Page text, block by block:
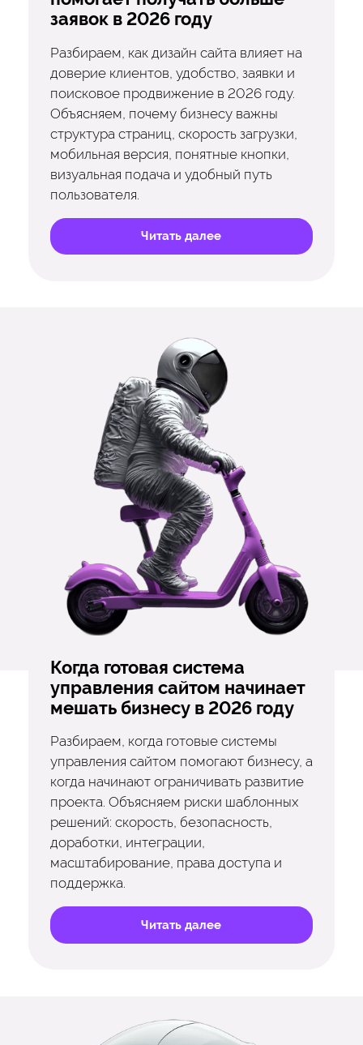
заявок в 2026 году
Разбираем, как дизайн сайта влияет на
доверие клиентов, удобство, заявки и
поисковое продвижение в 2026 году.
Объясняем, почему бизнесу важны
структура страниц, скорость загрузки,
мобильная версия, понятные кнопки,
визуальная подача и удобный путь
пользователя.
Читать далее
Когда готовая система
управления сайтом начинает
мешать бизнесу в 2026 году
Разбираем, когда готовые системы
управления сайтом помогают бизнесу, а
когда начинают ограничивать развитие
проекта. Объясняем риски шаблонных
решений: скорость, безопасность,
доработки, интеграции,
масштабирование, права доступа и
поддержка.
Читать далее